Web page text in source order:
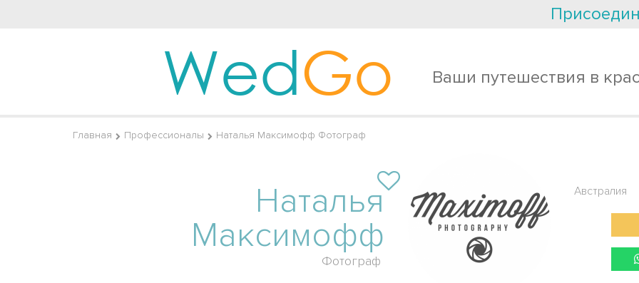
WedGo Ваши путешествия в
Главная Профессионалы Наталья Максимофф Фотограф
Наталья
Максимофф
Фотограф
Австралия